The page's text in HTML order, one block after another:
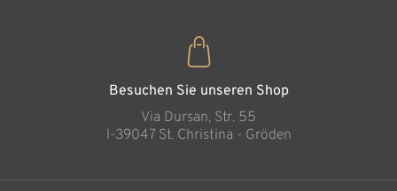
Besuchen Sie unseren Shop
Via Dursan, Str. 55
l-39047 St. Christina - Gröden